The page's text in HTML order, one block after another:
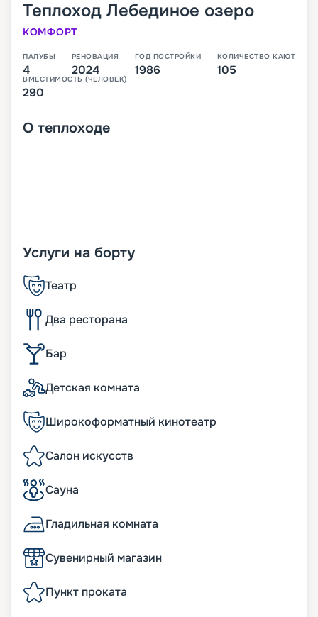
Теплоход Лебединое озеро
КОМФОРТ
ПАЛУБЫ
4
РЕНОВАЦИЯ
2024
ГОД ПОСТРОЙКИ
1986
КОЛИЧЕСТВО КАЮТ
105
ВМЕСТИМОСТЬ (ЧЕЛОВЕК)
290
О теплоходе
Услуги на борту
Театр
Два ресторана
Бар
Детская комната
Широкоформатный кинотеатр
Салон искусств
Сауна
Гладильная комната
Сувенирный магазин
Пункт проката